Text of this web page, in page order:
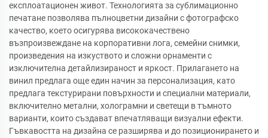
експлоатационен живот. Технологията за сублимационно
печатане позволява пълноцветни дизайни с фотографско
качество, което осигурява висококачествено
възпроизвеждане на корпоративни лога, семейни снимки,
произведения на изкуството и сложни орнаменти с
изключителна детайлизираност и яркост. Прилагането на
винил предлага още един начин за персонализация, като
предлага текстурирани повърхности и специални материали,
включително метални, холограмни и светещи в тъмното
варианти, които създават впечатляващи визуални ефекти.
Гъвкавостта на дизайна се разширява и до позиционирането и